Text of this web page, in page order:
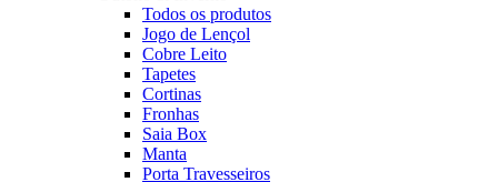
Todos os produtos
Jogo de Lençol
Cobre Leito
Tapetes
Cortinas
Fronhas
Saia Box
Manta
Porta Travesseiros